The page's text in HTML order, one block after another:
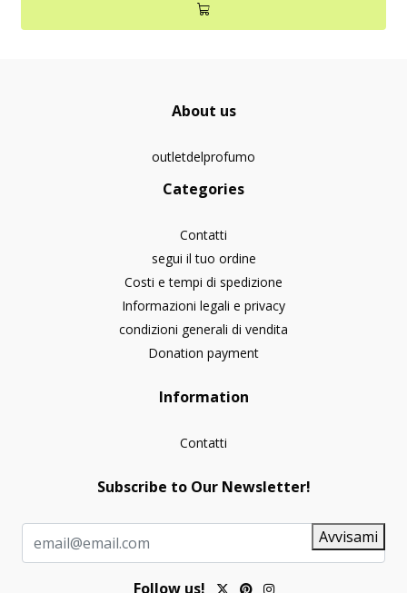
About us
outletdelprofumo
Categories
Contatti
segui il tuo ordine
Costi e tempi di spedizione
Informazioni legali e privacy
condizioni generali di vendita
Donation payment
Information
Contatti
Subscribe to Our Newsletter!
Avvisami
Follow us!